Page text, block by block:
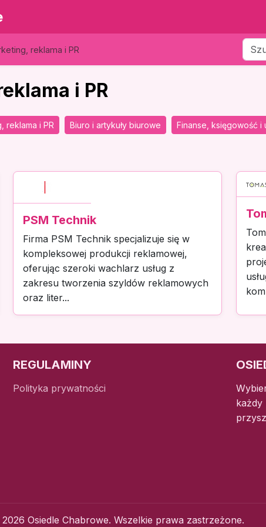
reklama i PR
i PR
reklama i PR Biuro i artykuły biurowe Finanse, księgowość i
PSM Technik
Firma PSM Technik specjalizuje się w
kompleksowej produkcji reklamowej,
oferując szeroki wachlarz usług z
zakresu tworzenia szyldów reklamowych
oraz liter...
REGULAMINY
Polityka prywatności
każdy
Osiedle Chabrowe. Wszelkie prawa zastrzeżone.